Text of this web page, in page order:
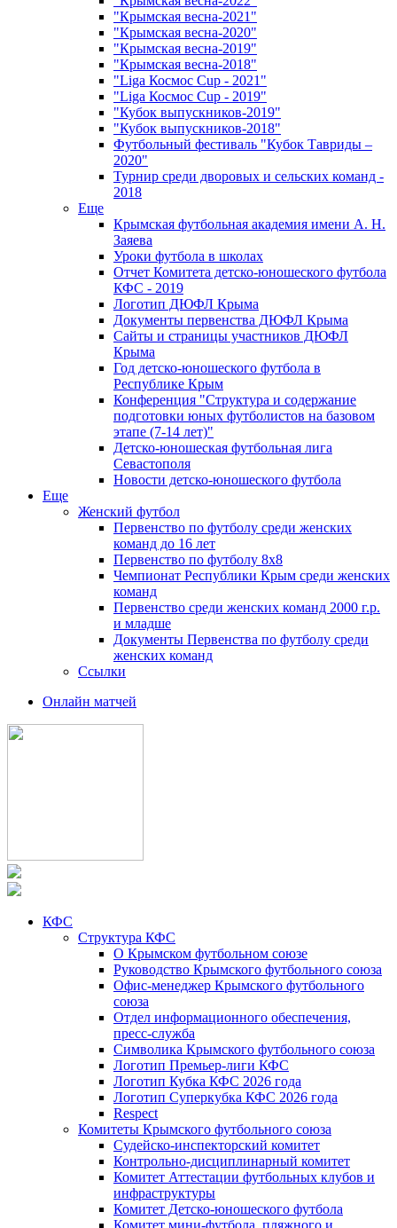
"Крымская весна-2021"
"Крымская весна-2020"
"Крымская весна-2019"
"Крымская весна-2018"
"Liga Космос Cup - 2021"
"Liga Космос Cup - 2019"
"Кубок выпускников-2019"
"Кубок выпускников-2018"
Футбольный фестиваль "Кубок Тавриды –
2020"
Турнир среди дворовых и сельских команд -
2018
Еще
Крымская футбольная академия имени А. Н.
Заяева
Уроки футбола в школах
Отчет Комитета детско-юношеского футбола
КФС - 2019
Логотип ДЮФЛ Крыма
Документы первенства ДЮФЛ Крыма
Сайты и страницы участников ДЮФЛ
Крыма
Год детско-юношеского футбола в
Республике Крым
Конференция "Структура и содержание
подготовки юных футболистов на базовом
этапе (7-14 лет)"
Детско-юношеская футбольная лига
Севастополя
Новости детско-юношеского футбола
Еще
Женский футбол
Первенство по футболу среди женских
команд до 16 лет
Первенство по футболу 8х8
Чемпионат Республики Крым среди женских
команд
Первенство среди женских команд 2000 г.р.
и младше
Документы Первенства по футболу среди
женских команд
Ссылки
Онлайн матчей
КФС
Структура КФС
О Крымском футбольном союзе
Руководство Крымского футбольного союза
Офис-менеджер Крымского футбольного
союза
Отдел информационного обеспечения,
пресс-служба
Символика Крымского футбольного союза
Логотип Премьер-лиги КФС
Логотип Кубка КФС 2026 года
Логотип Суперкубка КФС 2026 года
Respect
Комитеты Крымского футбольного союза
Судейско-инспекторский комитет
Контрольно-дисциплинарный комитет
Комитет Аттестации футбольных клубов и
инфраструктуры
Комитет Детско-юношеского футбола
Комитет мини-футбола, пляжного и